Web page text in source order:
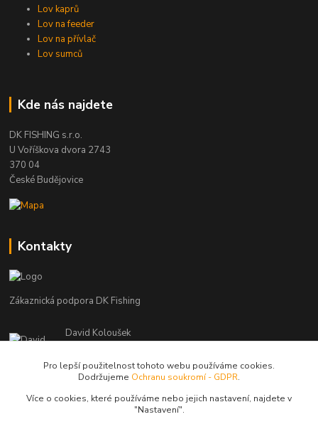
Lov kaprů
Lov na feeder
Lov na přívlač
Lov sumců
Kde nás najdete
DK FISHING s.r.o.
U Voříškova dvora 2743
370 04
České Budějovice
Kontakty
Zákaznická podpora DK Fishing
David Koloušek
(Po-Pá, 7-18 hod.)
Pro lepší použitelnost tohoto webu používáme cookies.
Dodržujeme Ochranu soukromí - GDPR.
Více o cookies, které používáme nebo jejich nastavení, najdete v
"Nastavení".